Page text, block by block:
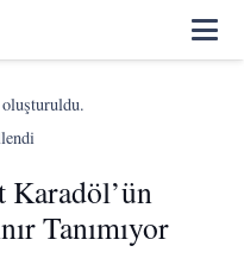
Karadöl’ün
Tanımıyor